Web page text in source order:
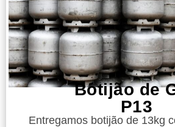
Botijão de
P13
Entregamos botijão de 13kg